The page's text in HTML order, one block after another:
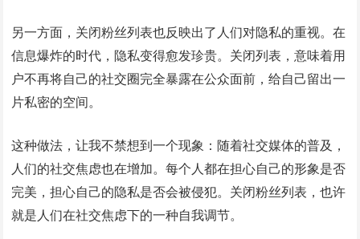
另一方面，关闭粉丝列表也反映出了人们对隐私的重视。在
信息爆炸的时代，隐私变得愈发珍贵。关闭列表，意味着用
户不再将自己的社交圈完全暴露在公众面前，给自己留出一
片私密的空间。
这种做法，让我不禁想到一个现象：随着社交媒体的普及，
人们的社交焦虑也在增加。每个人都在担心自己的形象是否
完美，担心自己的隐私是否会被侵犯。关闭粉丝列表，也许
就是人们在社交焦虑下的一种自我调节。